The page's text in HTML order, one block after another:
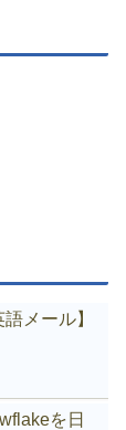
メール】
を日